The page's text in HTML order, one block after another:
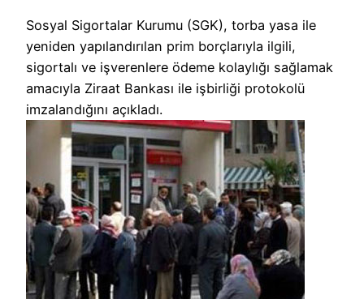
Sosyal Sigortalar Kurumu (SGK), torba yasa ile
yeniden yapılandırılan prim borçlarıyla ilgili,
sigortalı ve işverenlere ödeme kolaylığı sağlamak
amacıyla Ziraat Bankası ile işbirliği protokolü
imzalandığını açıkladı.